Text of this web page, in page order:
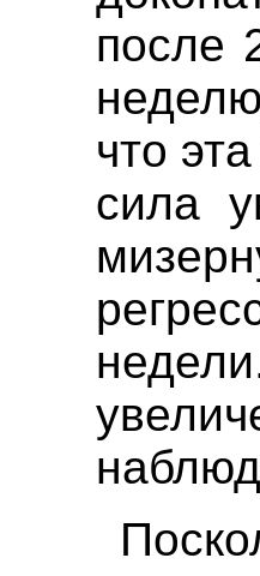
после
что
сила